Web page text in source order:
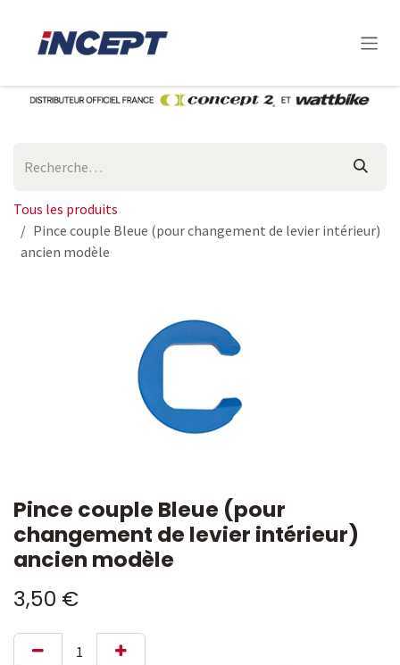
Tous les produits
Pince couple Bleue (pour changement de levier intérieur)
ancien modèle
Pince couple Bleue (pour
changement de levier intérieur)
ancien modèle
3,50 €